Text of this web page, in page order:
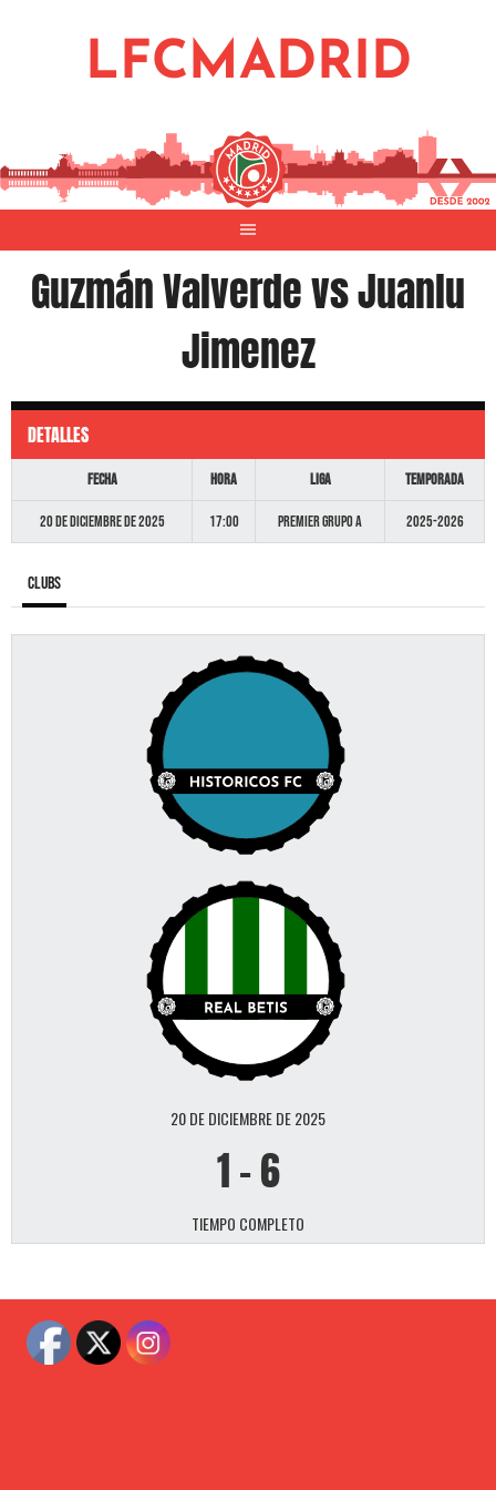
LFCMADRID
Guzmán Valverde vs Juanlu
Jimenez
DETALLES
Fecha Hora Liga Temporada
20 de diciembre de 2025 17:00 Premier GRUPO A 2025-2026
Clubs
20 DE DICIEMBRE DE 2025
1-6
TIEMPO COMPLETO